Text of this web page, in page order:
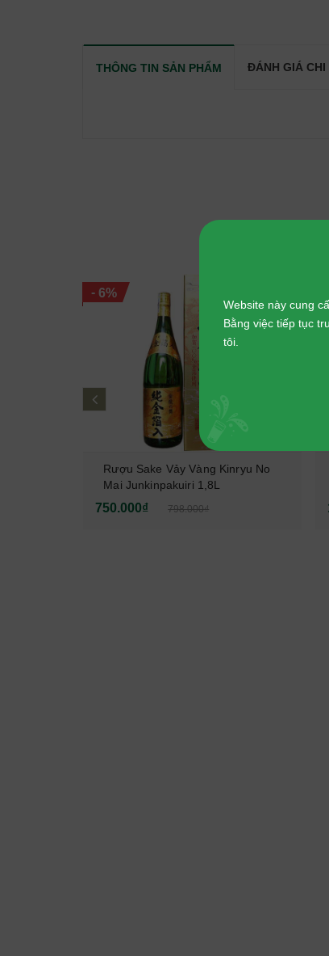
THÔNG TIN SẢN PHẨM ĐÁNH GIÁ CHI
- 6%
Rượu Sake Vảy Vàng Kinryu No
Mai Junkinpakuiri 1,8L
750.000₫ 798.000₫
Website này cung
Bằng việc tiếp tục
tôi.